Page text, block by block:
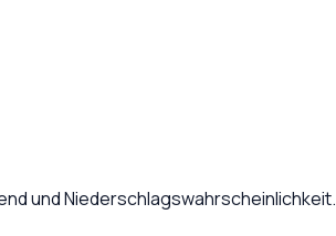
und Niederschlagswahrscheinlichkeit.